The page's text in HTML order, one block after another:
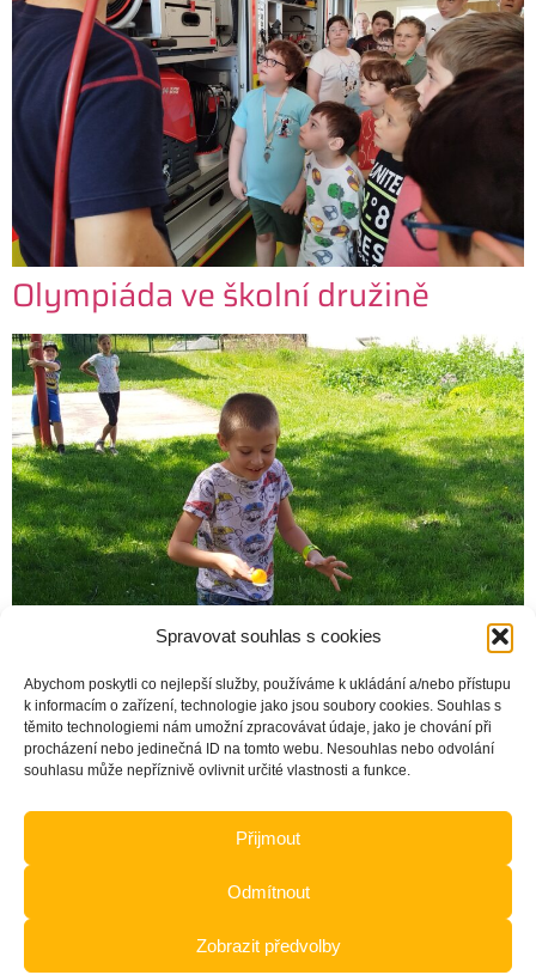
Spravovat souhlas s cookies
Abychom poskytli co nejlepší služby, používáme k ukládání a/nebo přístupu
k informacím o zařízení, technologie jako jsou soubory cookies. Souhlas s
těmito technologiemi nám umožní zpracovávat údaje, jako je chování při
procházení nebo jedinečná ID na tomto webu. Nesouhlas nebo odvolání
souhlasu může nepříznivě ovlivnit určité vlastnosti a funkce.
Přijmout
Odmítnout
Zobrazit předvolby
Olympiáda ve školní družině
Další
Základní škola, Ostrava-Poruba, Čkalovova 942, p. o.
GDPR